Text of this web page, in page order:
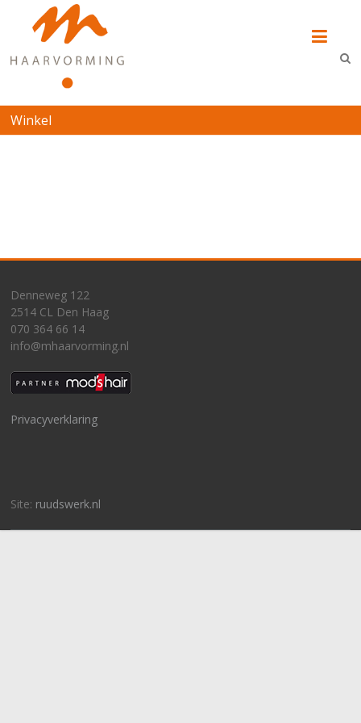
Winkel
Denneweg 122
2514 CL Den Haag
070 364 66 14
info@mhaarvorming.nl
Privacyverklaring
Site: ruudswerk.nl